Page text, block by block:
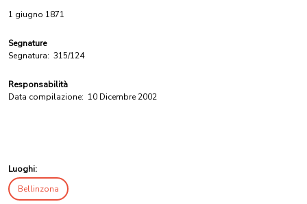
1 giugno 1871
Segnature
Segnatura: 315/124
Responsabilità
Data compilazione: 10 Dicembre 2002
Luoghi:
Bellinzona